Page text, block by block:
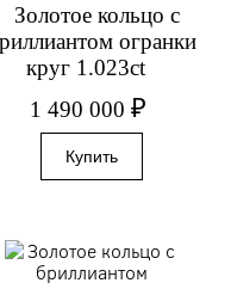
Золотое кольцо с
огранки
круг 1.023сt
1 490 000₽